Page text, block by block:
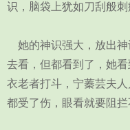
识，脑袋上犹如刀刮般刺
她的神识强大，放出神
去看，但都看到了，她
衣老者打斗，宁蓁芸夫
都受了伤，眼看就要阻拦